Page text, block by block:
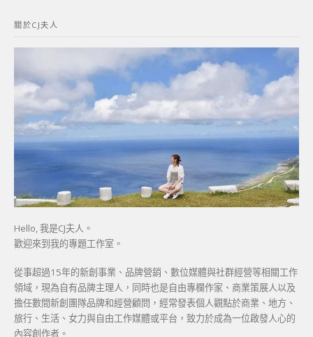
字:
關於CJ夫人
Hello, 我是CJ夫人。
歡迎來到我的專題工作室。
從事超過15年的新創事業、品牌營銷、數位媒體與社群經營等相關工作
領域，現為自有品牌主理人，同時也是自由專欄作家、商業策展人以及
擔任數間新創團隊品牌和經營顧問，經常發表個人觀點於商業、地方、
旅行、生活、女力與自由工作媒體或平台，致力於成為一位啟發人心的
內容創作者。